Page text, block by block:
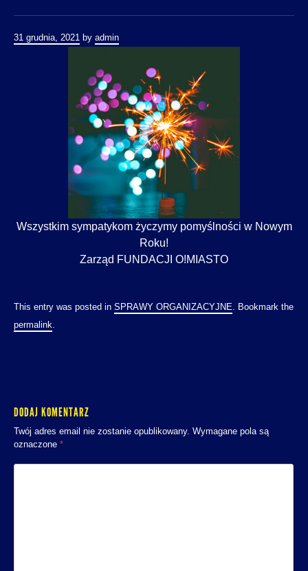
31 grudnia, 2021 by admin
Wszystkim sympatykom życzymy pomyślności w Nowym
Roku!
Zarząd FUNDACJI O!MIASTO
This entry was posted in SPRAWY ORGANIZACYJNE . Bookmark the
permalink
DODAJ KOMENTARZ
Twój adres email nie zostanie opublikowany. Wymagane pola są
oznaczone *